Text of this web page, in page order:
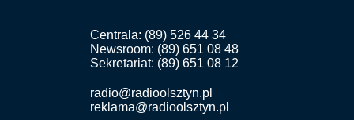
Centrala: (89) 526 44 34
Newsroom: (89) 651 08 48
Sekretariat: (89) 651 08 12
radio@radioolsztyn.pl
reklama@radioolsztyn.pl